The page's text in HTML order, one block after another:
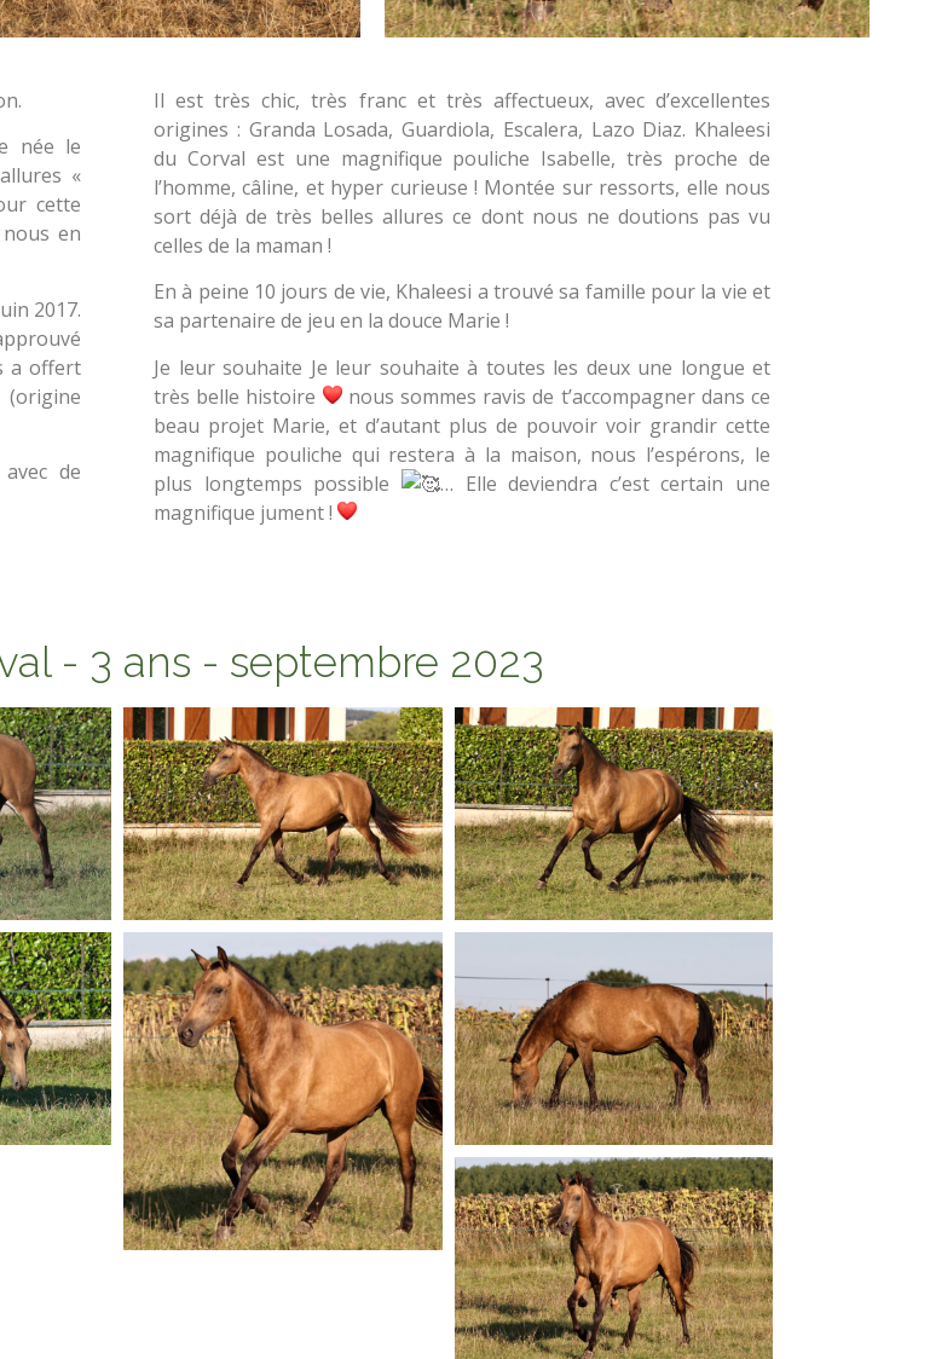
née le
«
cette
en
2017.
a offert
de
Il est très chic, très franc et très affectueux, avec d’excellentes
origines : Granda Losada, Guardiola, Escalera, Lazo Diaz. Khaleesi
du Corval est une magnifique pouliche Isabelle, très proche de
l’homme, câline, et hyper curieuse ! Montée sur ressorts, elle nous
sort déjà de très belles allures ce dont nous ne doutions pas vu
celles de la maman !
En à peine 10 jours de vie, Khaleesi a trouvé sa famille pour la vie et
sa partenaire de jeu en la douce Marie !
Je leur souhaite Je leur souhaite à toutes les deux une longue et
très belle histoire
nous sommes ravis de t’accompagner dans ce
beau projet Marie, et d’autant plus de pouvoir voir grandir cette
magnifique pouliche qui restera à la maison, nous l’espérons, le
plus longtemps possible
… Elle deviendra c’est certain une
magnifique jument !
- 3 ans - septembre 2023